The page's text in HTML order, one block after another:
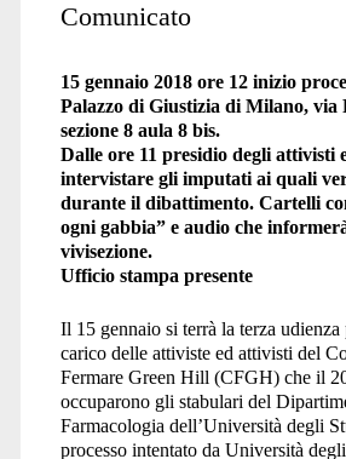
Comunicato
15 gennaio 2018 ore 12 inizio
Palazzo di Giustizia di Milano, via
sezione 8 aula 8 bis.
Dalle ore 11 presidio degli attivisti
intervistare gli imputati ai quali
durante il dibattimento. Cartelli
ogni gabbia” e audio che
vivisezione.
Ufficio stampa presente
Il 15 gennaio si terrà la terza udienza
carico delle attiviste ed attivisti del
Fermare Green Hill (CFGH) che il
occuparono gli stabulari del
Farmacologia dell’Università degli
processo intentato da Università